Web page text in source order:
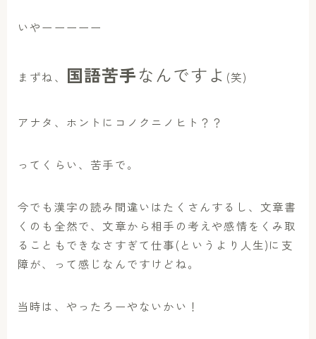
いやーーーーー
まずね、 国語苦手なんですよ (笑)
アナタ、ホントにコノクニノヒト？？
ってくらい、苦手で。
今でも漢字の読み間違いはたくさんするし、文章書
くのも全然で、文章から相手の考えや感情をくみ取
ることもできなさすぎて仕事(というより人生)に支
障が、って感じなんですけどね。
当時は、やったろーやないかい！